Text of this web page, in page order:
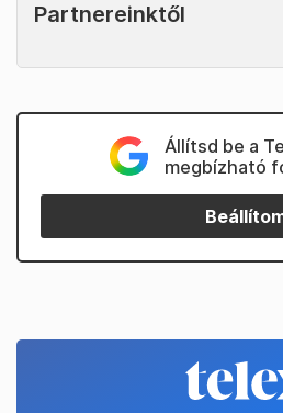
Partnereinktől
Állítsd be a
megbízható